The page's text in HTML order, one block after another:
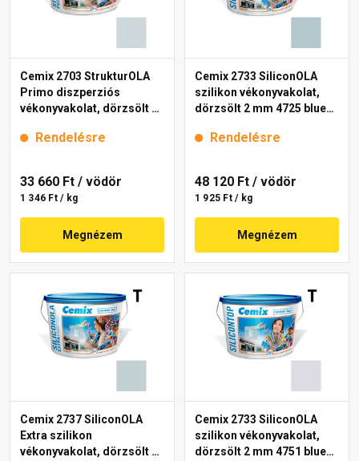
Cemix 2703 StrukturOLA
Primo diszperziós
vékonyvakolat, dörzsölt 2
Rendelésre
33 660 Ft / vödör
1 346 Ft / kg
Megnézem
Cemix 2733 SiliconOLA
szilikon vékonyvakolat,
dörzsölt 2 mm 4725 blue
Rendelésre
48 120 Ft / vödör
1 925 Ft / kg
Megnézem
Cemix 2737 SiliconOLA
Extra szilikon
vékonyvakolat, dörzsölt 2
Cemix 2733 SiliconOLA
szilikon vékonyvakolat,
dörzsölt 2 mm 4751 blue